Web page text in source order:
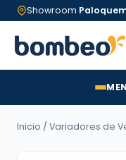
Showroom
Inicio / Variadores de